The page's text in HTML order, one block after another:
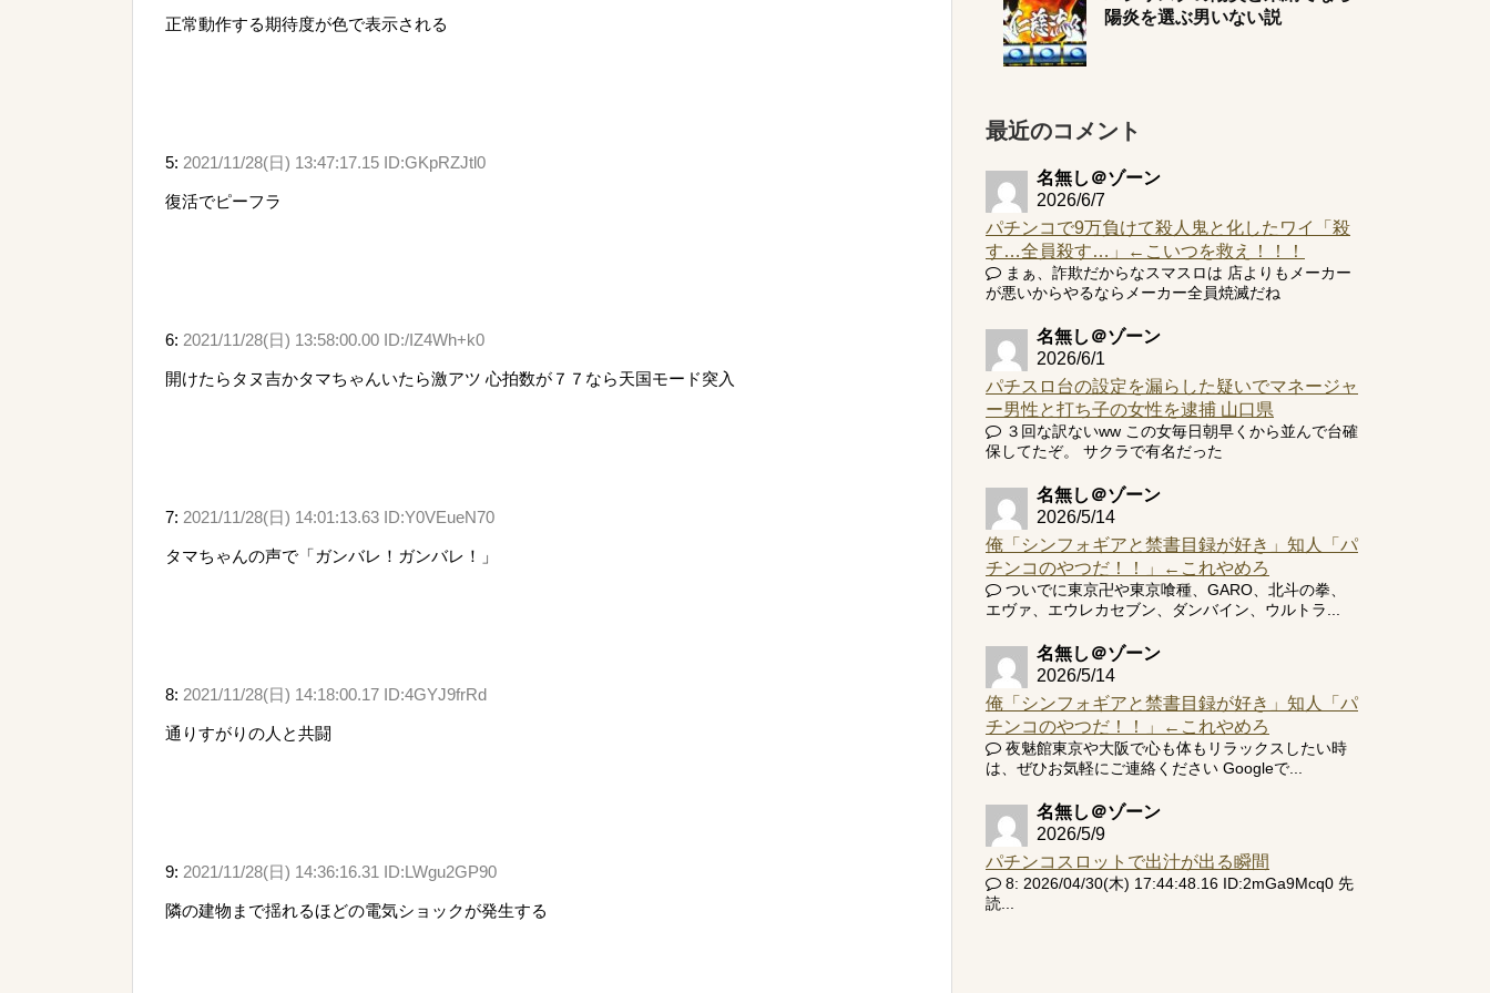
正常動作する期待度が色で表示される
5: 2021/11/28(日) 13:47:17.15 ID:GKpRZJtl0
復活でピーフラ
6: 2021/11/28(日) 13:58:00.00 ID:/IZ4Wh+k0
開けたらタヌ吉かタマちゃんいたら激アツ 心拍数が７７なら天国モード突入
7: 2021/11/28(日) 14:01:13.63 ID:Y0VEueN70
タマちゃんの声で「ガンバレ！ガンバレ！」
8: 2021/11/28(日) 14:18:00.17 ID:4GYJ9frRd
通りすがりの人と共闘
9: 2021/11/28(日) 14:36:16.31 ID:LWgu2GP90
隣の建物まで揺れるほどの電気ショックが発生する
陽炎を選ぶ男いない説
最近のコメント
名無し＠ゾーン
2026/6/7
パチンコで9万負けて殺人鬼と化したワイ「殺
す…全員殺す…」←こいつを救え！！！
まぁ、詐欺だからなスマスロは 店よりもメーカー
が悪いからやるならメーカー全員焼滅だね
名無し＠ゾーン
2026/6/1
パチスロ台の設定を漏らした疑いでマネージャ
ー男性と打ち子の女性を逮捕 山口県
３回な訳ないww この女毎日朝早くから並んで台確
保してたぞ。 サクラで有名だった
名無し＠ゾーン
2026/5/14
俺「シンフォギアと禁書目録が好き」知人「パ
チンコのやつだ！！」←これやめろ
ついでに東京卍や東京喰種、GARO、北斗の拳、
エヴァ、エウレカセブン、ダンバイン、ウルトラ...
名無し＠ゾーン
2026/5/14
俺「シンフォギアと禁書目録が好き」知人「パ
チンコのやつだ！！」←これやめろ
夜魅館東京や大阪で心も体もリラックスしたい時
は、ぜひお気軽にご連絡ください Googleで...
名無し＠ゾーン
2026/5/9
パチンコスロットで出汁が出る瞬間
8: 2026/04/30(木) 17:44:48.16 ID:2mGa9Mcq0 先
読...